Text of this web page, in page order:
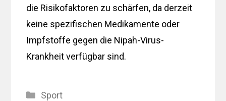
die Risikofaktoren zu schärfen, da derzeit
keine spezifischen Medikamente oder
Impfstoffe gegen die Nipah-Virus-
Krankheit verfügbar sind.
Kategorien
Sport